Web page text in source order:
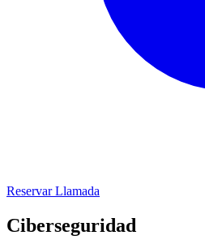
Reservar Llamada
Ciberseguridad